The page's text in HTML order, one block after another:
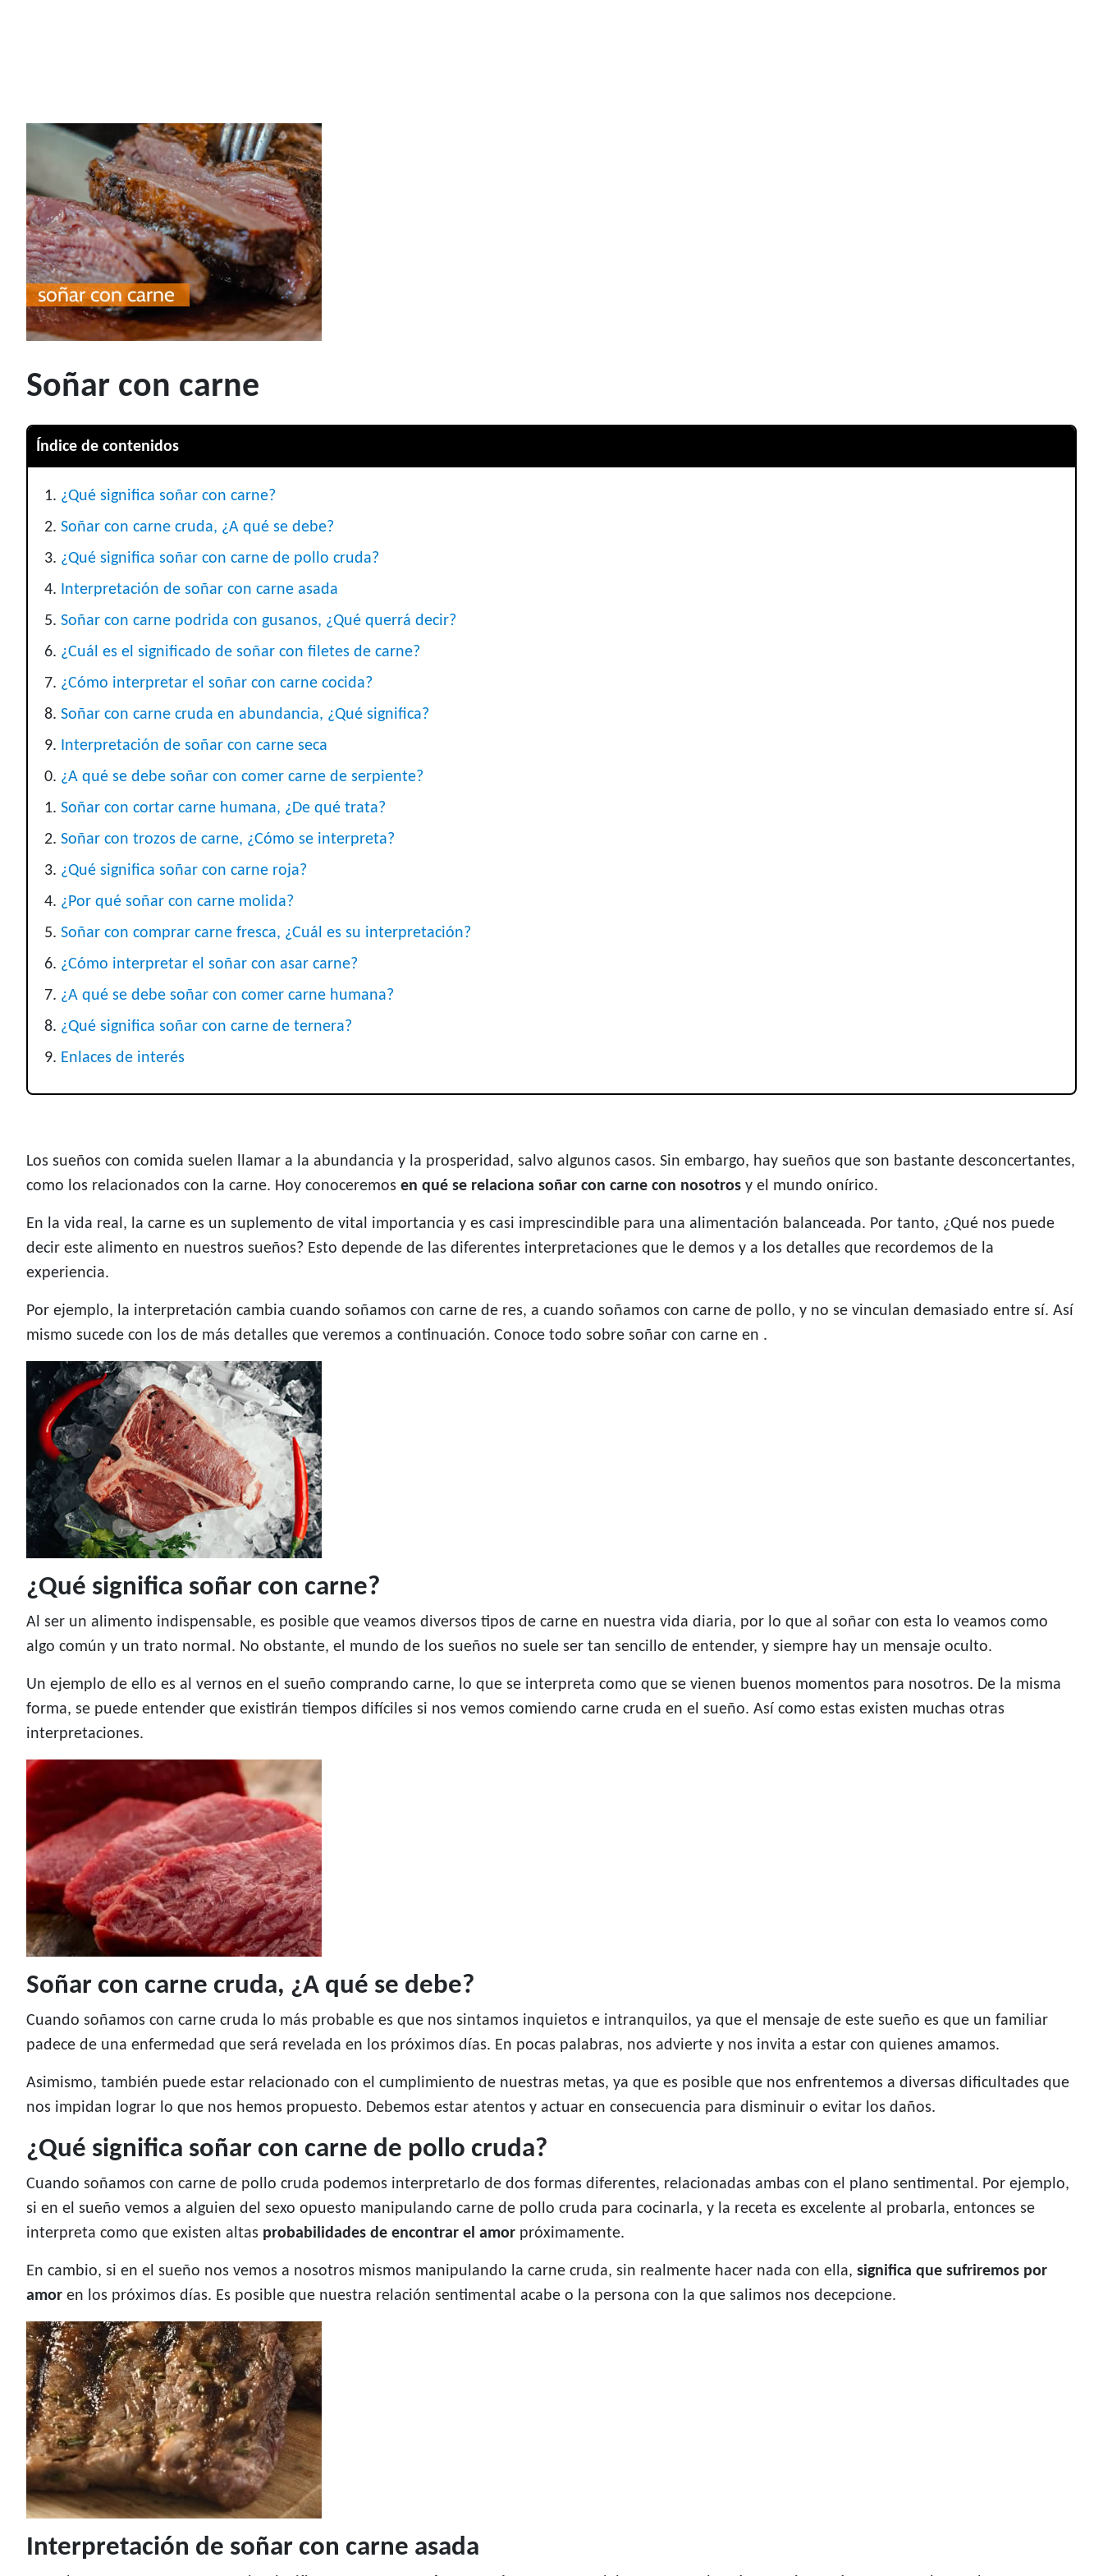
Soñar con carne
Índice de contenidos
¿Qué significa soñar con carne?
Soñar con carne cruda, ¿A qué se debe?
¿Qué significa soñar con carne de pollo cruda?
Interpretación de soñar con carne asada
Soñar con carne podrida con gusanos, ¿Qué querrá decir?
¿Cuál es el significado de soñar con filetes de carne?
¿Cómo interpretar el soñar con carne cocida?
Soñar con carne cruda en abundancia, ¿Qué significa?
Interpretación de soñar con carne seca
¿A qué se debe soñar con comer carne de serpiente?
Soñar con cortar carne humana, ¿De qué trata?
Soñar con trozos de carne, ¿Cómo se interpreta?
¿Qué significa soñar con carne roja?
¿Por qué soñar con carne molida?
Soñar con comprar carne fresca, ¿Cuál es su interpretación?
¿Cómo interpretar el soñar con asar carne?
¿A qué se debe soñar con comer carne humana?
¿Qué significa soñar con carne de ternera?
Enlaces de interés
Los sueños con comida suelen llamar a la abundancia y la prosperidad, salvo algunos casos. Sin embargo, hay sueños que son bastante desconcertantes,
como los relacionados con la carne. Hoy conoceremos en qué se relaciona soñar con carne con nosotros y el mundo onírico.
En la vida real, la carne es un suplemento de vital importancia y es casi imprescindible para una alimentación balanceada. Por tanto, ¿Qué nos puede
decir este alimento en nuestros sueños? Esto depende de las diferentes interpretaciones que le demos y a los detalles que recordemos de la
experiencia.
Por ejemplo, la interpretación cambia cuando soñamos con carne de res, a cuando soñamos con carne de pollo, y no se vinculan demasiado entre sí. Así
mismo sucede con los de más detalles que veremos a continuación. Conoce todo sobre soñar con carne en .
¿Qué significa soñar con carne?
Al ser un alimento indispensable, es posible que veamos diversos tipos de carne en nuestra vida diaria, por lo que al soñar con esta lo veamos como
algo común y un trato normal. No obstante, el mundo de los sueños no suele ser tan sencillo de entender, y siempre hay un mensaje oculto.
Un ejemplo de ello es al vernos en el sueño comprando carne, lo que se interpreta como que se vienen buenos momentos para nosotros. De la misma
forma, se puede entender que existirán tiempos difíciles si nos vemos comiendo carne cruda en el sueño. Así como estas existen muchas otras
interpretaciones.
Soñar con carne cruda, ¿A qué se debe?
Cuando soñamos con carne cruda lo más probable es que nos sintamos inquietos e intranquilos, ya que el mensaje de este sueño es que un familiar
padece de una enfermedad que será revelada en los próximos días. En pocas palabras, nos advierte y nos invita a estar con quienes amamos.
Asimismo, también puede estar relacionado con el cumplimiento de nuestras metas, ya que es posible que nos enfrentemos a diversas dificultades que
nos impidan lograr lo que nos hemos propuesto. Debemos estar atentos y actuar en consecuencia para disminuir o evitar los daños.
¿Qué significa soñar con carne de pollo cruda?
Cuando soñamos con carne de pollo cruda podemos interpretarlo de dos formas diferentes, relacionadas ambas con el plano sentimental. Por ejemplo,
si en el sueño vemos a alguien del sexo opuesto manipulando carne de pollo cruda para cocinarla, y la receta es excelente al probarla, entonces se
interpreta como que existen altas probabilidades de encontrar el amor próximamente.
En cambio, si en el sueño nos vemos a nosotros mismos manipulando la carne cruda, sin realmente hacer nada con ella, significa que sufriremos por
amor en los próximos días. Es posible que nuestra relación sentimental acabe o la persona con la que salimos nos decepcione.
Interpretación de soñar con carne asada